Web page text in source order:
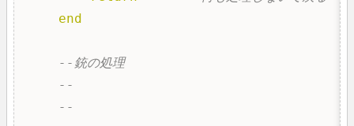
end
--銃の処理
--
--